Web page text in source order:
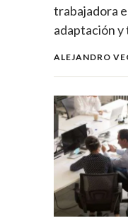
trabajadora
adaptación
ALEJANDRO